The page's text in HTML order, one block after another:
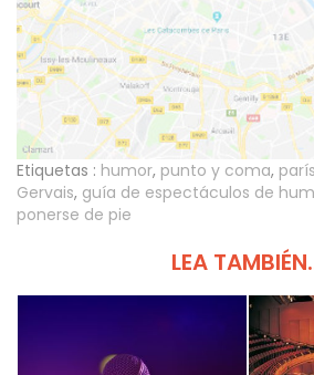
Etiquetas : humor, punto y coma,
Gervais, guía de espectáculos de
ponerse de pie
LEA